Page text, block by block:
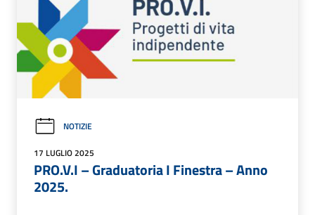
NOTIZIE
17 LUGLIO 2025
PRO.V.I – Graduatoria I Finestra – Anno
2025.